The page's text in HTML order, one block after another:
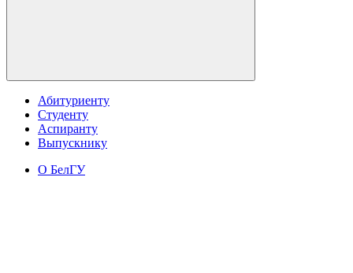
Абитуриенту
Студенту
Аспиранту
Выпускнику
О БелГУ